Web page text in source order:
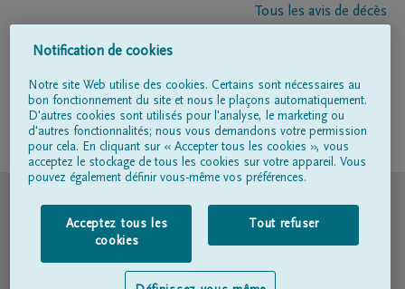
Tous les avis de décès
Entrepreneur de pompes funèbres
Suivez-nous sur
Conditions d'utilisation
Déclaration relative à la vie privée
Notification de cookies
Notre site Web utilise des cookies. Certains sont nécessaires au
bon fonctionnement du site et nous le plaçons automatiquement.
D'autres cookies sont utilisés pour l'analyse, le marketing ou
d'autres fonctionnalités; nous vous demandons votre permission
pour cela. En cliquant sur « Accepter tous les cookies », vous
acceptez le stockage de tous les cookies sur votre appareil. Vous
pouvez également définir vous-même vos préférences.
Acceptez tous les
cookies
Tout refuser